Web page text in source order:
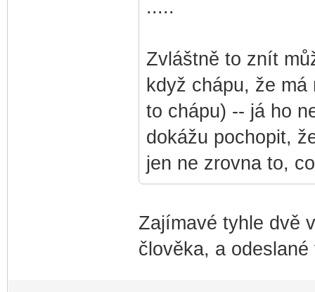
.....
Zvláštně to znít
když chápu, že
to chápu) -- já ho
dokážu pochopit,
jen ne zrovna to,
Zajímavé tyhle dvě
člověka, a